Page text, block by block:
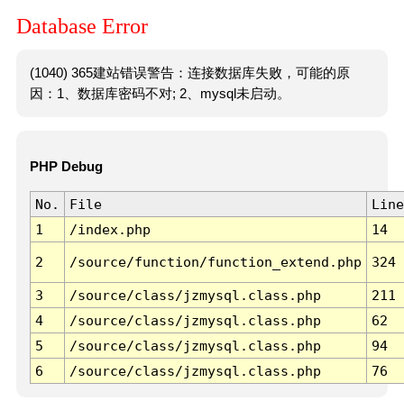
Database Error
(1040) 365建站错误警告：连接数据库失败，可能的原
因：1、数据库密码不对; 2、mysql未启动。
PHP Debug
No. File
Line
1
/index.php 14
2 /source/function/function_extend.php 324
3 /source/class/jzmysql.class.php
211
4
/source/class/jzmysql.class.php
62
5
/source/class/jzmysql.class.php
94
6
/source/class/jzmysql.class.php 76